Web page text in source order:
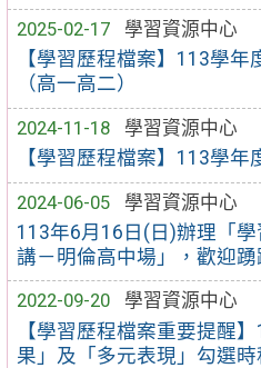
2025-02-17
學習資源中心
【學習歷程檔案】113學
（高一高二）
2024-11-18
學習資源中心
【學習歷程檔案】113學
2024-06-05
學習資源中心
113年6月16日(日)辦理「
講－明倫高中場」，歡迎踴
2022-09-20
學習資源中心
【學習歷程檔案重要提醒
果」及「多元表現」勾選